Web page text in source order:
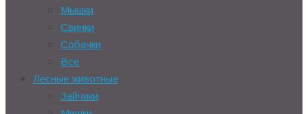
Мышки
Свинки
Собачки
Все
Лесные животные
Зайчики